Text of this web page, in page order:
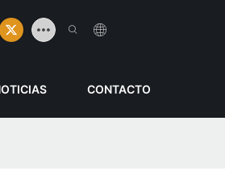
CONTACTO